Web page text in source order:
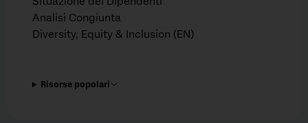
Analisi Congiunta
Diversity, Equity & Inclusion (EN)
Risorse popolari